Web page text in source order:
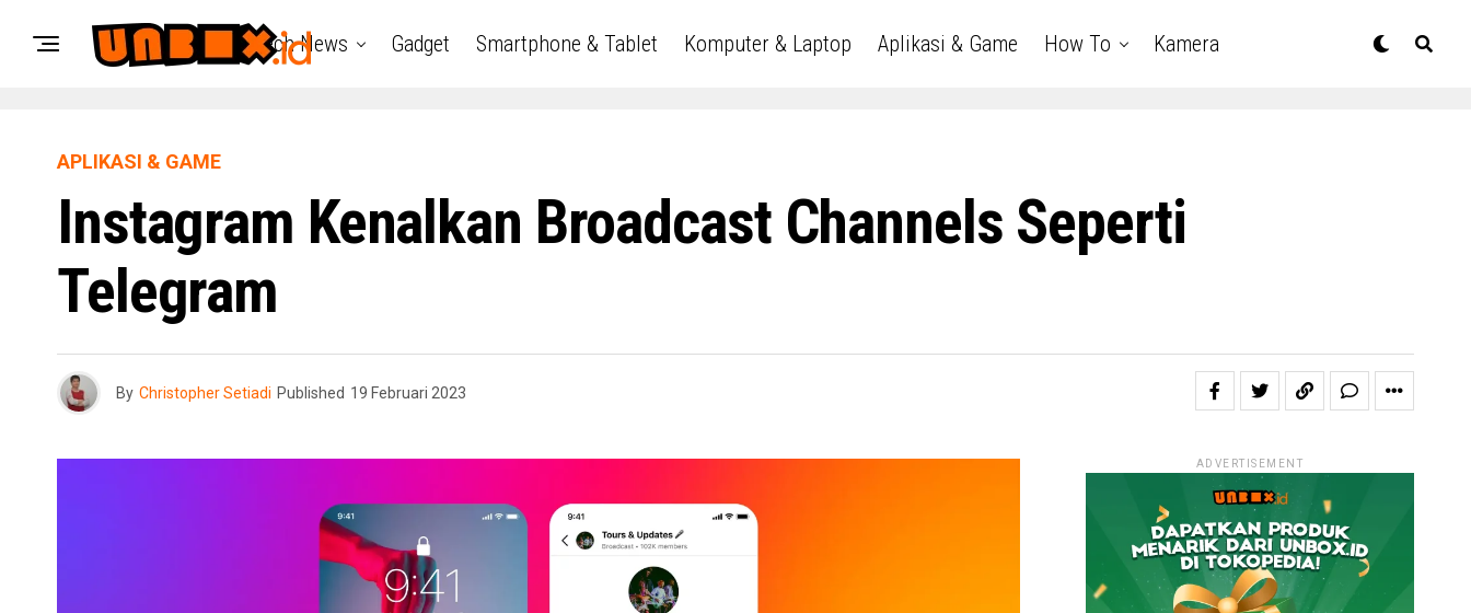
Tech News Gadget Smartphone & Tablet Komputer & Laptop Aplikasi & Game How To Kamera
APLIKASI & GAME
Instagram Kenalkan Broadcast Channels Seperti
Telegram
By Christopher Setiadi Published 19 Februari 2023
ADVERTISEMENT